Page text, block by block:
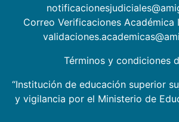
Correo Verificaciones Académica
Términos y condiciones
“Institución de educación superior
y vigilancia por el Ministerio de